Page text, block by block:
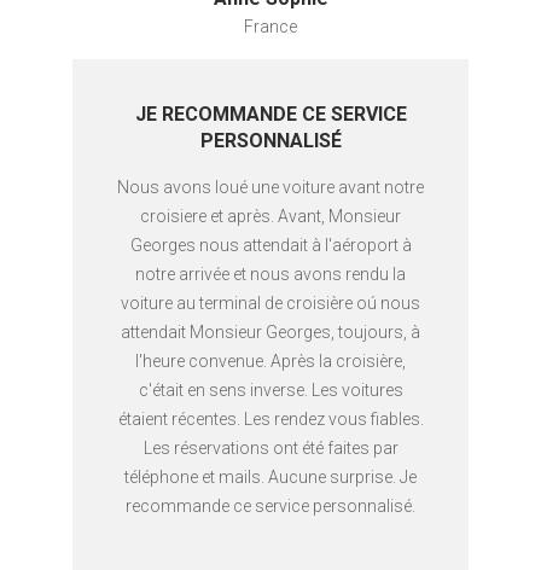
France
JE RECOMMANDE CE SERVICE
PERSONNALISÉ
Nous avons loué une voiture avant notre
croisiere et après. Avant, Monsieur
Georges nous attendait à l'aéroport à
notre arrivée et nous avons rendu la
voiture au terminal de croisière oú nous
attendait Monsieur Georges, toujours, à
l'heure convenue. Après la croisière,
c'était en sens inverse. Les voitures
étaient récentes. Les rendez vous fiables.
Les réservations ont été faites par
téléphone et mails. Aucune surprise. Je
recommande ce service personnalisé.